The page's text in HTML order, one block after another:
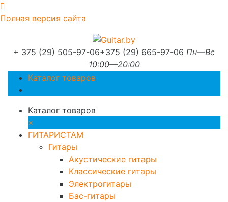
Полная версия сайта
+ 375 (29) 505-97-06+375 (29) 665-97-06 Пн—Вс
10:00—20:00
Каталог товаров
Каталог товаров
×
ГИТАРИСТАМ
Гитары
Акустические гитары
Классические гитары
Электрогитары
Бас-гитары